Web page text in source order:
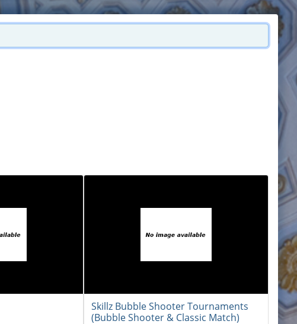
Skillz Bubble Shooter Tournaments
(Bubble Shooter & Classic Match)